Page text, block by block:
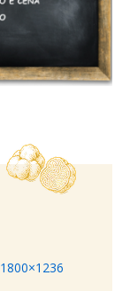
1800×1236